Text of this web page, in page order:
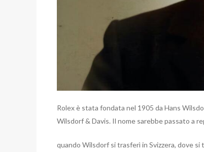
Rolex è stata fondata nel 1905 da Hans
Wilsdorf & Davis. Il nome sarebbe passato a
quando Wilsdorf si trasferì in Svizzera, dove si